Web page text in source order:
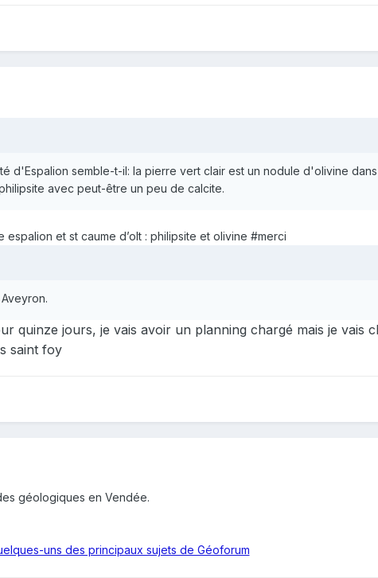
d'Espalion semble-t-il: la pierre vert clair est un nodule d'olivine
avec peut-être un peu de calcite.
et st caume d’olt : philipsite et olivine #merci
quinze jours, je vais avoir un planning chargé mais je vais
saint foy
géologiques en Vendée.
uns des principaux sujets de Géoforum